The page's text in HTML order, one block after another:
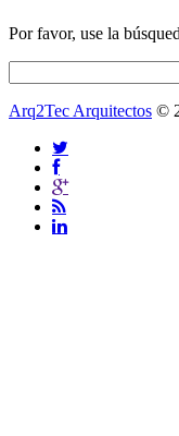
Por favor, use la
Arq2Tec Arquitectos ©